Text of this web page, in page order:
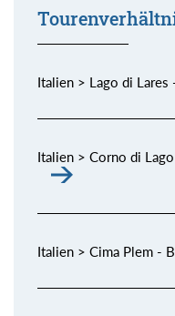
Italien > Lago di Lares
Italien > Corno di
Italien > Cima Plem -